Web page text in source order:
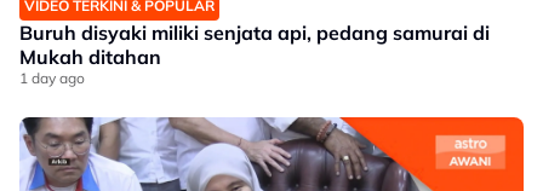
VIDEO TERKINI & POPULAR
Buruh disyaki miliki senjata api, pedang samurai di
Mukah ditahan
1 day ago